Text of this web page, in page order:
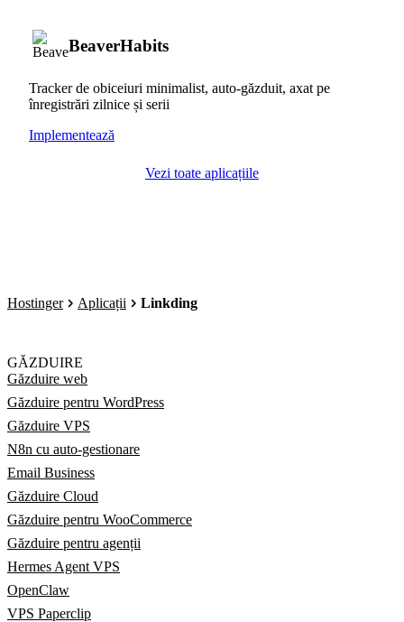
BeaverHabits
Tracker de obiceiuri minimalist, auto-găzduit, axat pe
înregistrări zilnice și serii
Implementează
Vezi toate aplicațiile
Hostinger Aplicații Linkding
GĂZDUIRE
Găzduire web
Găzduire pentru WordPress
Găzduire VPS
N8n cu auto-gestionare
Email Business
Găzduire Cloud
Găzduire pentru WooCommerce
Găzduire pentru agenții
Hermes Agent VPS
OpenClaw
VPS Paperclip